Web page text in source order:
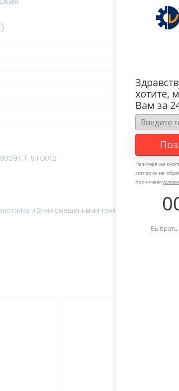
5TO012
и 2-мя смещёнными точками крепления.
хотите,
Вам за
Нажимая на
согласие на
принимаю
Выбрать